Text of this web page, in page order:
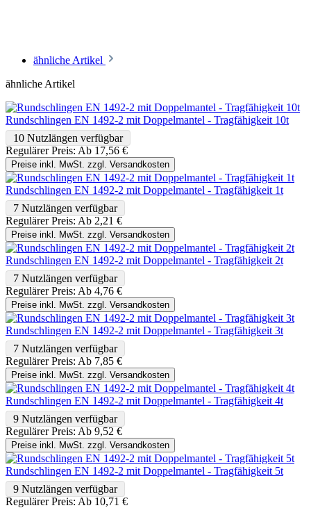
ähnliche Artikel
ähnliche Artikel
Rundschlingen EN 1492-2 mit Doppelmantel - Tragfähigkeit 10t
10 Nutzlängen verfügbar
Regulärer Preis: Ab 17,56 €
Preise inkl. MwSt. zzgl. Versandkosten
Rundschlingen EN 1492-2 mit Doppelmantel - Tragfähigkeit 1t
7 Nutzlängen verfügbar
Regulärer Preis: Ab 2,21 €
Preise inkl. MwSt. zzgl. Versandkosten
Rundschlingen EN 1492-2 mit Doppelmantel - Tragfähigkeit 2t
7 Nutzlängen verfügbar
Regulärer Preis: Ab 4,76 €
Preise inkl. MwSt. zzgl. Versandkosten
Rundschlingen EN 1492-2 mit Doppelmantel - Tragfähigkeit 3t
7 Nutzlängen verfügbar
Regulärer Preis: Ab 7,85 €
Preise inkl. MwSt. zzgl. Versandkosten
Rundschlingen EN 1492-2 mit Doppelmantel - Tragfähigkeit 4t
9 Nutzlängen verfügbar
Regulärer Preis: Ab 9,52 €
Preise inkl. MwSt. zzgl. Versandkosten
Rundschlingen EN 1492-2 mit Doppelmantel - Tragfähigkeit 5t
9 Nutzlängen verfügbar
Regulärer Preis: Ab 10,71 €